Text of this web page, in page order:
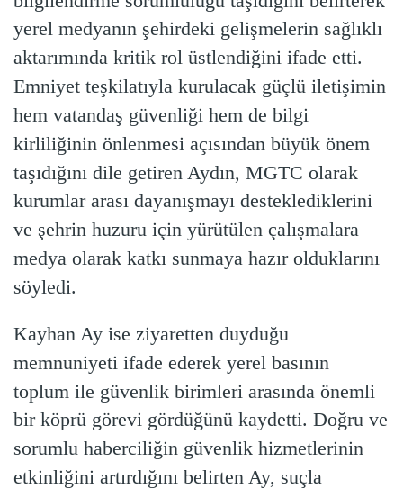
yerel medyanın şehirdeki gelişmelerin sağlıklı
aktarımında kritik rol üstlendiğini ifade etti.
Emniyet teşkilatıyla kurulacak güçlü iletişimin
hem vatandaş güvenliği hem de bilgi
kirliliğinin önlenmesi açısından büyük önem
taşıdığını dile getiren Aydın, MGTC olarak
kurumlar arası dayanışmayı desteklediklerini
ve şehrin huzuru için yürütülen çalışmalara
medya olarak katkı sunmaya hazır olduklarını
söyledi.
Kayhan Ay ise ziyaretten duyduğu
memnuniyeti ifade ederek yerel basının
toplum ile güvenlik birimleri arasında önemli
bir köprü görevi gördüğünü kaydetti. Doğru ve
sorumlu haberciliğin güvenlik hizmetlerinin
etkinliğini artırdığını belirten Ay, suçla